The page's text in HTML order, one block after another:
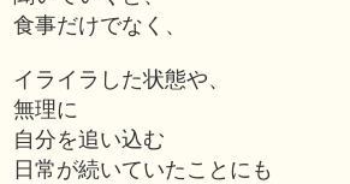
食事だけでなく、
イライラした状態や、
無理に
自分を追い込む
日常が続いていたことにも